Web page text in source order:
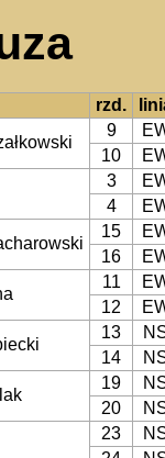
rzd.
9
10
3
4
15
16
11
12
13
14
19
20
23